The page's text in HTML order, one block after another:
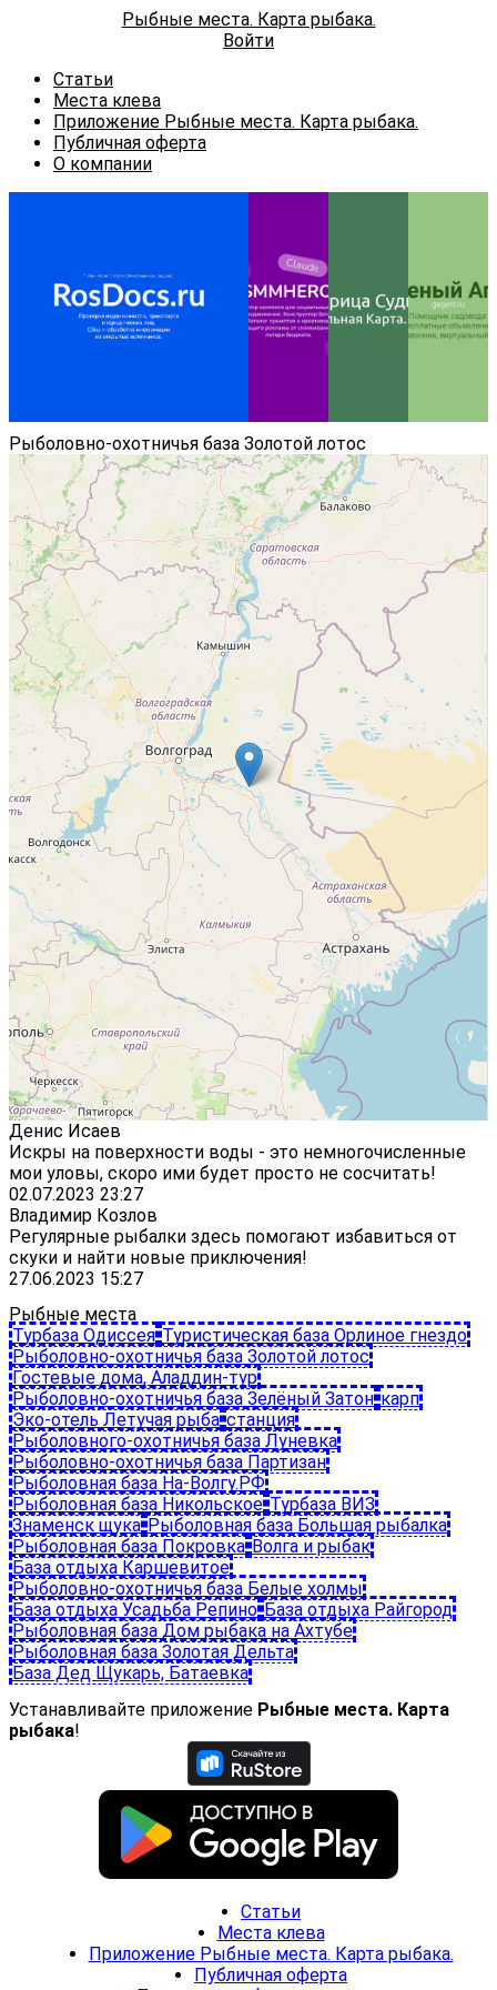
Рыбные места. Карта рыбака.
Войти
Статьи
Места клева
Приложение Рыбные места. Карта рыбака.
Публичная оферта
О компании
2VtzqxXgJ1P
Рыболовно-охотничья база Золотой лотос
Денис Исаев
Искры на поверхности воды - это немногочисленные
мои уловы, скоро ими будет просто не сосчитать!
02.07.2023 23:27
Владимир Козлов
Регулярные рыбалки здесь помогают избавиться от
скуки и найти новые приключения!
27.06.2023 15:27
Рыбные места
Турбаза Одиссея Туристическая база Орлиное гнездо
Рыболовно-охотничья база Золотой лотос
Гостевые дома, Аладдин-тур
Рыболовно-охотничья база Зелёный Затон карп
Эко-отель Летучая рыба станция
Рыболовного-охотничья база Луневка
Рыболовно-охотничья база Партизан
Рыболовная база На-Волгу.РФ
Рыболовная база Никольское Турбаза ВИЗ
Знаменск щука Рыболовная база Большая рыбалка
Рыболовная база Покровка Волга и рыбак
База отдыха Каршевитое
Рыболовно-охотничья база Белые холмы
База отдыха Усадьба Репино База отдыха Райгород
Рыболовная база Дом рыбака на Ахтубе
Рыболовная база Золотая Дельта
База Дед Щукарь, Батаевка
Устанавливайте приложение Рыбные места. Карта
рыбака!
Статьи
Места клева
Приложение Рыбные места. Карта рыбака.
Публичная оферта